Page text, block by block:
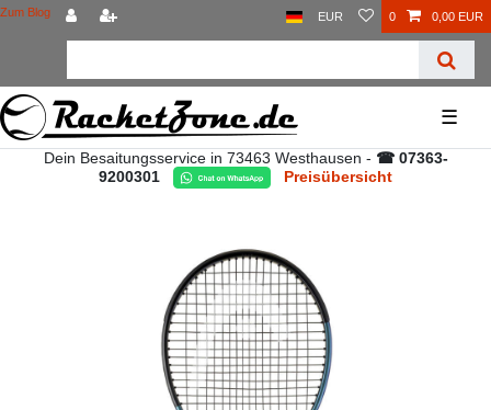
Zum Blog EUR 0 0,00 EUR
☰
Dein Besaitungsservice in 73463 Westhausen - ☎ 07363-
9200301
Preisübersicht